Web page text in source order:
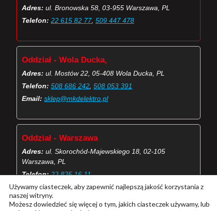
Adres: ul. Bronowska 58, 03-955 Warszawa, PL
Telefon: 22 615 82 77, 509 447 478
Oddział - Wola Ducka,
Adres: ul. Mostów 22, 05-408 Wola Ducka, PL
Telefon: 508 686 242, 508 053 391
Email: sklep@mkdelektro.pl
Oddział - Warszawa
Adres: ul. Skorochód-Majewskiego 18, 02-105
Warszawa, PL
Telefon: 22 825 16 11
Email: skorochod@mkdelektro.pl
Używamy ciasteczek, aby zapewnić najlepszą jakość korzystania z
naszej witryny.
Możesz dowiedzieć się więcej o tym, jakich ciasteczek używamy, lub